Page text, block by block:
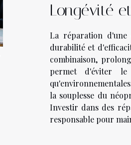
Longévité
La réparation d'une
durabilité et
combinaison,
permet d'éviter le
la souplesse du
Investir dans des
responsable pour